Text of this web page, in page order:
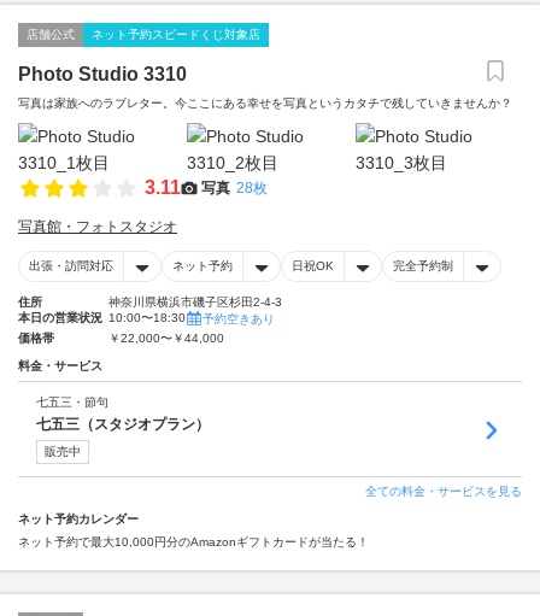
店舗公式 ネット予約スピードくじ対象店
Photo Studio 3310
写真は家族へのラブレター。今ここにある幸せを写真というカタチで残していきませんか？
3.11 写真 28枚
写真館・フォトスタジオ
出張・訪問対応 ネット予約 日祝OK 完全予約制
住所
神奈川県横浜市磯子区杉田2-4-3
本日の営業状況 10:00〜18:30
予約空きあり
価格帯
￥22,000〜￥44,000
料金・サービス
七五三・節句
七五三（スタジオプラン）
販売中
全ての料金・サービスを見る
ネット予約カレンダー
ネット予約で最大10,000円分のAmazonギフトカードが当たる！